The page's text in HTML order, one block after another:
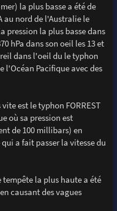
la plus basse a été de
au nord de l'Australie le
pression la plus basse dans
hPa dans son oeil les 13 et
dans l'oeil du le typhon
l'Océan Pacifique avec des
est le typhon FORREST
où sa pression est
de 100 millibars) en
a fait passer la vitesse du
la plus haute a été
causant des vagues